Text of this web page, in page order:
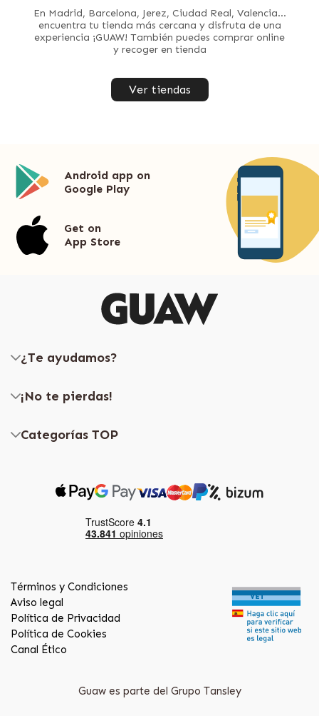
En Madrid, Barcelona, Jerez, Ciudad Real, Valencia...
encuentra tu tienda más cercana y disfruta de una
experiencia ¡GUAW! También puedes comprar online
y recoger en tienda
Ver tiendas
Android app on
Google Play
Get on
App Store
¿Te ayudamos?
¡No te pierdas!
Categorías TOP
Términos y Condiciones
Aviso legal
Política de Privacidad
Política de Cookies
Canal Ético
Guaw es parte del Grupo Tansley